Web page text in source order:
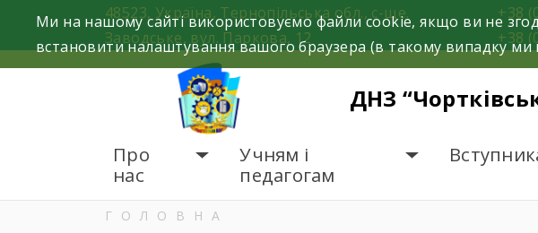
48523, Україна, Тернопільська обл., с-ще.
Заводське, вул. Паркова, 12
+38
+38
ДНЗ
Про
нас
Учням і
педагогам
ГОЛОВНА
Ми на нашому сайті використовуємо файли cookie, якщо ви не
встановити налаштування вашого браузера (в такому випадку